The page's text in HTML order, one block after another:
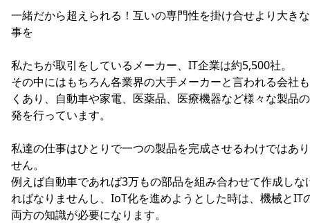
一緒だから超えられる！互いの専門性を掛け合せより大き
事を
私たちが取引をしているメーカー、IT企業は約5,500社。
その中にはもちろん各業界の大手メーカーと言われる会社
くあり、自動車や家電、医薬品、医療機器など様々な製品
発を行っています。
私達の仕事はひとりで一つの製品を完成させるわけではあ
せん。
例えば自動車であれば3万もの部品を組み合わせて作成しな
ればなりませんし、IoT化を進めようとした時は、機械とIT
両方の知識が必要になります。